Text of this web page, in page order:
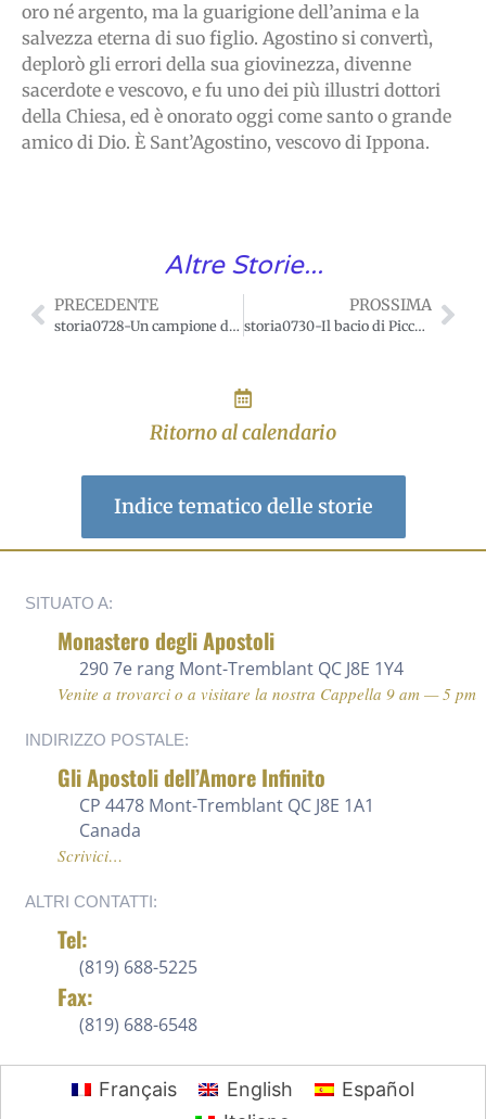
oro né argento, ma la guarigione dell’anima e la
salvezza eterna di suo figlio. Agostino si convertì,
deplorò gli errori della sua giovinezza, divenne
sacerdote e vescovo, e fu uno dei più illustri dottori
della Chiesa, ed è onorato oggi come santo o grande
amico di Dio. È Sant’Agostino, vescovo di Ippona.
Altre Storie...
PRECEDENTE
storia0728-Un campione di dolcezza
PROSSIMA
storia0730-Il bacio di Piccolo Giovanni
Ritorno al calendario
Indice tematico delle storie
SITUATO A:
Monastero degli Apostoli
290 7e rang Mont-Tremblant QC J8E 1Y4
Venite a trovarci o a visitare la nostra Cappella 9 am — 5 pm
INDIRIZZO POSTALE:
Gli Apostoli dell’Amore Infinito
CP 4478 Mont-Tremblant QC J8E 1A1
Canada
Scrivici…
ALTRI CONTATTI:
Tel:
(819) 688-5225 ‍
Fax:
(819) 688-6548
Français English
Español